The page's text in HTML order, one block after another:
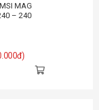
MAG
– 240